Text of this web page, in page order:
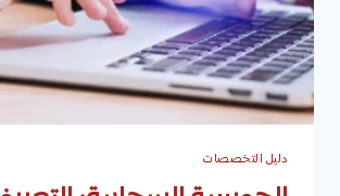
الجامعات
دليل التخصصات